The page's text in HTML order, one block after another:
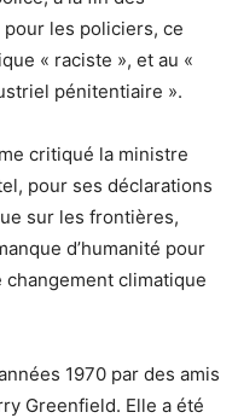
les policiers, ce
« raciste », et au «
pénitentiaire ».
critiqué la ministre
pour ses déclarations
sur les frontières,
d’humanité pour
climatique
1970 par des amis
Greenfield. Elle a été